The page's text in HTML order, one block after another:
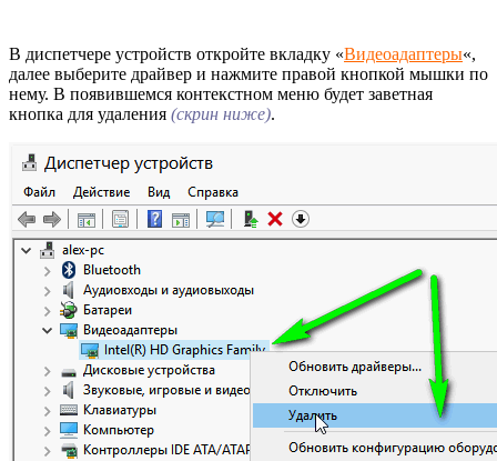
В диспетчере устройств откройте вкладку «Видеоадаптеры«,
далее выберите драйвер и нажмите правой кнопкой мышки по
нему. В появившемся контекстном меню будет заветная
кнопка для удаления (скрин ниже).